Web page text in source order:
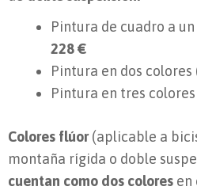
Pintura de cuadro a
228 €
Pintura en dos colores
Pintura en tres
Colores flúor(aplicable a
montaña rígida o doble
cuentan como dos colores en